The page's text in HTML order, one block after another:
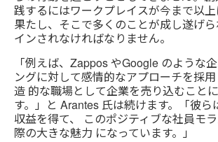
践するにはワークプレイスが今まで以
果たし、そこで多くのことが成し遂げ
インされなければなりません。
「例えば、Zappos やGoogle のような
ングに対して感情的なアプローチを採
造 的な職場として企業を売り込むこと
す。」と Arantes 氏は続けます。「彼ら
収益を得て、 このポジティブな社員モ
際の大きな魅力 になっています。」